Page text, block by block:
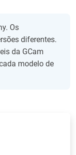
Os
diferentes.
da GCam
modelo de